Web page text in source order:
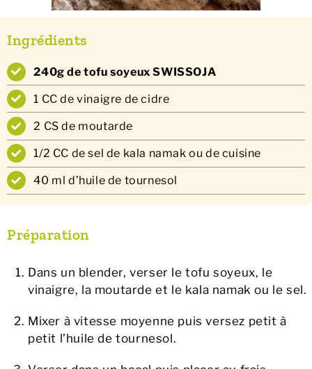
Ingrédients
240g de tofu soyeux SWISSOJA
1 CC de vinaigre de cidre
2 CS de moutarde
1/2 CC de sel de kala namak ou de cuisine
40 ml d’huile de tournesol
Préparation
Dans un blender, verser le tofu soyeux, le
vinaigre, la moutarde et le kala namak ou le sel.
Mixer à vitesse moyenne puis versez petit à
petit l’huile de tournesol.